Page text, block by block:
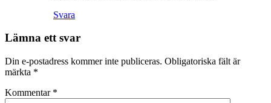
Svara
Lämna ett svar
Din e-postadress kommer inte publiceras. Obligatoriska fält är
märkta *
Kommentar *